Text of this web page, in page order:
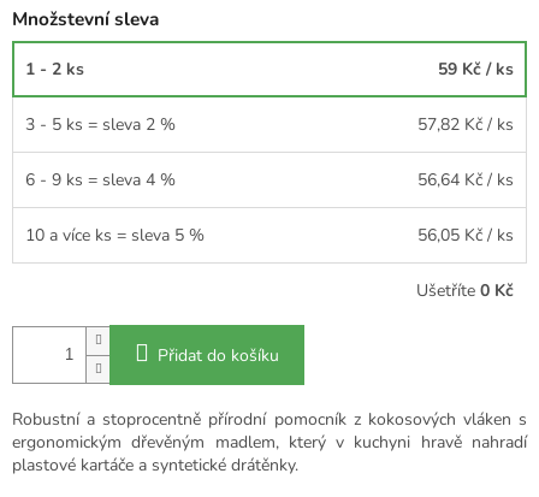
Množstevní sleva
1 - 2 ks 59 Kč / ks
3 - 5 ks = sleva 2 % 57,82 Kč / ks
6 - 9 ks = sleva 4 % 56,64 Kč / ks
10 a více ks = sleva 5 % 56,05 Kč / ks
Ušetříte 0 Kč
Přidat do košíku
Robustní a stoprocentně přírodní pomocník z kokosových vláken s
ergonomickým dřevěným madlem, který v kuchyni hravě nahradí
plastové kartáče a syntetické drátěnky.